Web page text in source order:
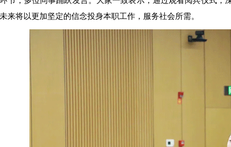
来将以更加坚定的信念投身本职工作，服务社会所需。